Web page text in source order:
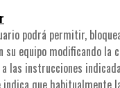
podrá permitir,
su equipo modificando la
las instrucciones